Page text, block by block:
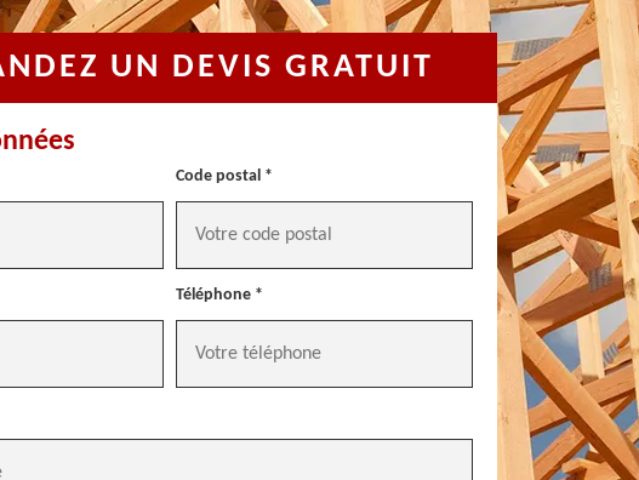
UN DEVIS GRATUIT
Code postal *
Téléphone *